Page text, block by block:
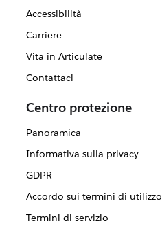
Accessibilità
Carriere
Vita in Articulate
Contattaci
Centro protezione
Panoramica
Informativa sulla privacy
GDPR
Accordo sui termini di utilizzo
Termini di servizio